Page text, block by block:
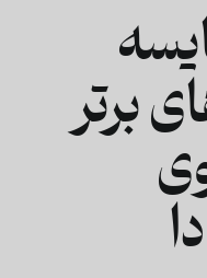
برتر